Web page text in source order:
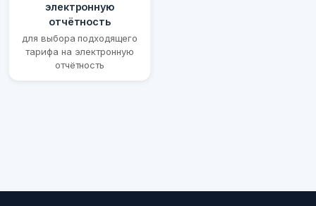
электронную
отчётность
для выбора подходящего
тарифа на электронную
отчётность